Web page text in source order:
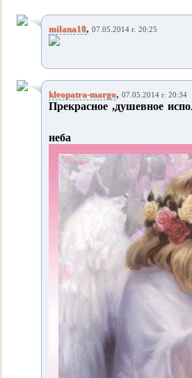
milana18, 07.05.2014 г. 20:25
kleopatra-margo, 07.05.2014 г. 20:34
Прекрасное ,душевное
неба